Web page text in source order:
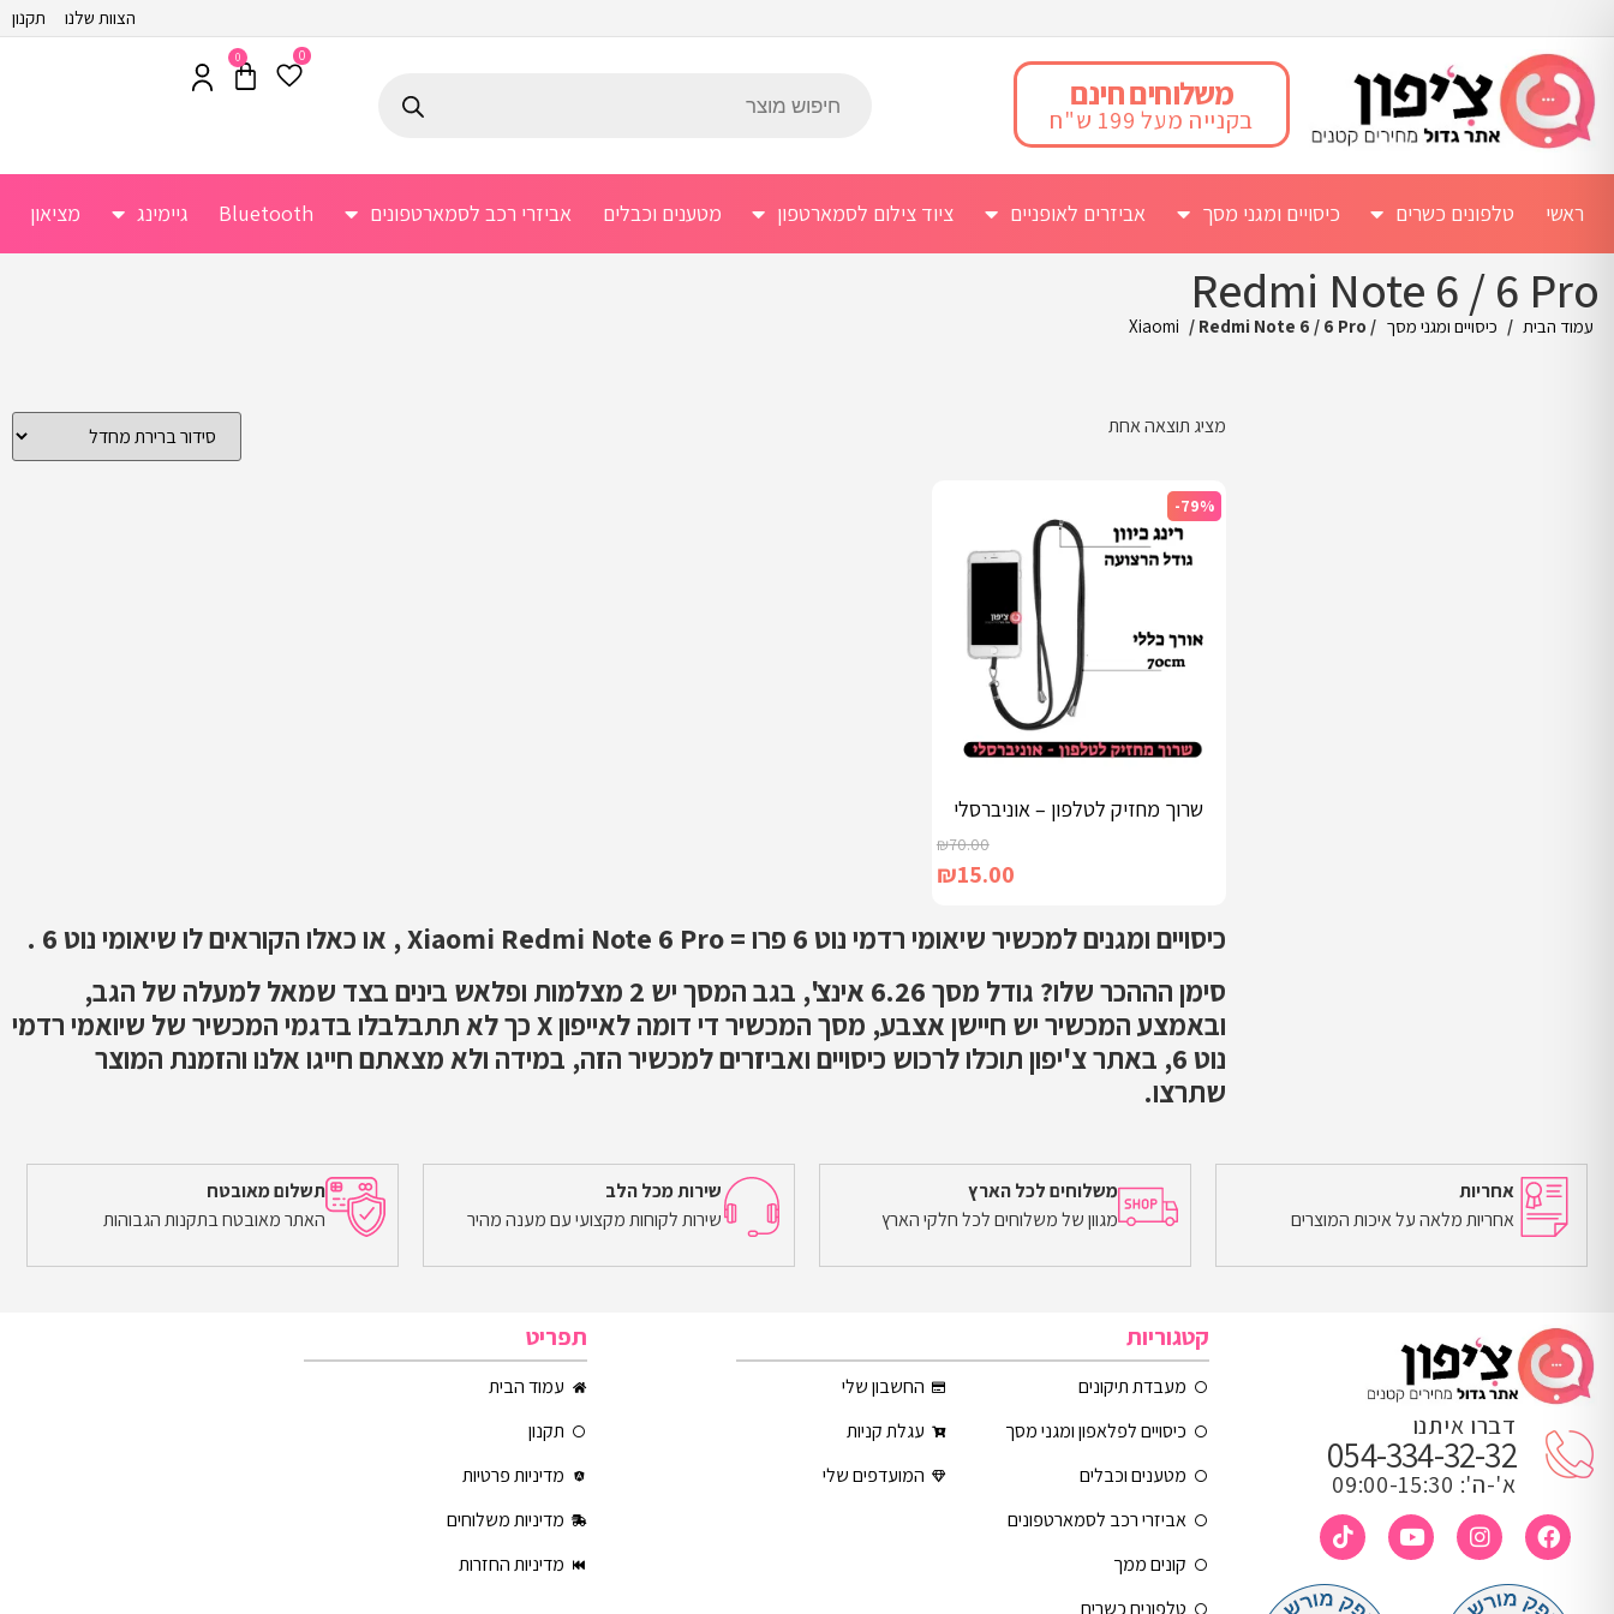
הצוות שלנו תקנון
משלוחים חינם
בקנייה מעל 199 ש"ח
0
0
ראשי טלפונים כשרים כיסויים ומגני מסך אביזרים לאופניים ציוד צילום לסמארטפון מטענים וכבלים אביזרי רכב לסמארטפונים Bluetooth גיימינג מציאון
Redmi Note 6 / 6 Pro
עמוד הבית / כיסויים ומגני מסך /
Xiaomi / Redmi Note 6 / 6 Pro
מציג תוצאה אחת
-79%
שרוך מחזיק לטלפון – אוניברסלי
₪70.00
₪15.00
הוספה לסל
כיסויים ומגנים למכשיר שיאומי רדמי נוט 6 פרו = Xiaomi Redmi Note 6 Pro , או כאלו הקוראים לו שיאומי נוט 6 .
סימן הההכר שלו? גודל מסך 6.26 אינצ', בגב המסך יש 2 מצלמות ופלאש בינים בצד שמאל למעלה של הגב,
ובאמצע המכשיר יש חיישן אצבע, מסך המכשיר די דומה לאייפון X כך לא תתבלבלו בדגמי המכשיר של שיואמי רדמי
נוט 6, באתר צ'יפון תוכלו לרכוש כיסויים ואביזרים למכשיר הזה, במידה ולא מצאתם חייגו אלנו והזמנת המוצר
שתרצו.
אחריות
אחריות מלאה על איכות המוצרים
משלוחים לכל הארץ
מגוון של משלוחים לכל חלקי הארץ
שירות מכל הלב
שירות לקוחות מקצועי עם מענה מהיר
תשלום מאובטח
האתר מאובטח בתקנות הגבוהות
דברו איתנו
054-334-32-32
א'-ה': 09:00-15:30
קטגוריות
מעבדת תיקונים
כיסויים לפלאפון ומגני מסך
מטענים וכבלים
אביזרי רכב לסמארטפונים
קונים ממך
טלפונים כשרים
החשבון שלי
עגלת קניות
המועדפים שלי
תפריט
עמוד הבית
תקנון
מדיניות פרטיות
מדיניות משלוחים
מדיניות החזרות